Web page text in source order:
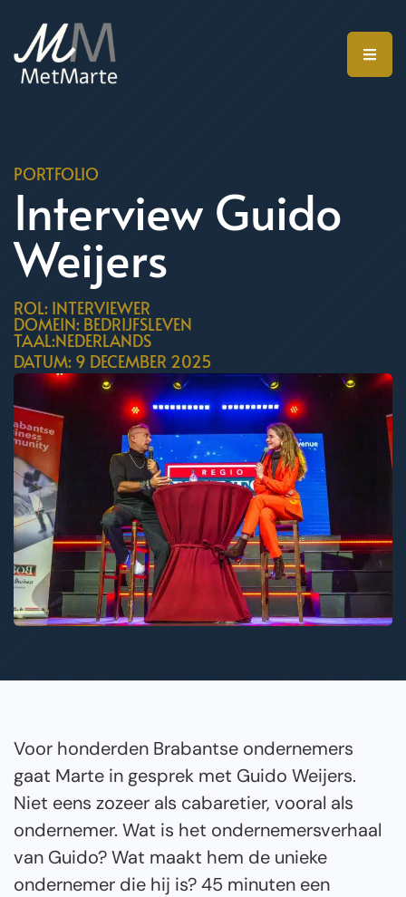
PORTFOLIO
Interview Guido
Weijers
ROL: INTERVIEWER
DOMEIN: BEDRIJFSLEVEN
TAAL:NEDERLANDS
DATUM: 9 DECEMBER 2025
Voor honderden Brabantse ondernemers
gaat Marte in gesprek met Guido Weijers.
Niet eens zozeer als cabaretier, vooral als
ondernemer. Wat is het ondernemersverhaal
van Guido? Wat maakt hem de unieke
ondernemer die hij is? 45 minuten een